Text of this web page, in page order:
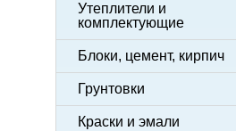
Утеплители и
комплектующие
Блоки, цемент, кирпич
Грунтовки
Краски и эмали